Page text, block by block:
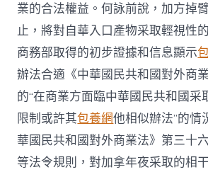
業的合法權益。何詠前說，加方掉
止，將對自華入口產物采取輕視性
商務部取得的初步證據和信息顯示
辦法合適《中華國民共和國對外商
的“在商業方面臨中華國民共和國采
限制或許其包養網他相似辦法”的情
華國民共和國對外商業法》第三十
等法令規則，對加拿年夜采取的相